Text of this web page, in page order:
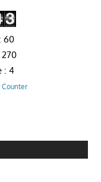
60
: 4
Counter